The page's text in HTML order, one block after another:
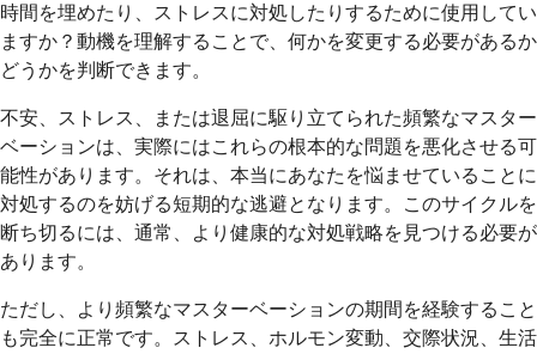
時間を埋めたり、ストレスに対処したりするために使用してい
ますか？動機を理解することで、何かを変更する必要があるか
どうかを判断できます。
不安、ストレス、または退屈に駆り立てられた頻繁なマスター
ベーションは、実際にはこれらの根本的な問題を悪化させる可
能性があります。それは、本当にあなたを悩ませていることに
対処するのを妨げる短期的な逃避となります。このサイクルを
断ち切るには、通常、より健康的な対処戦略を見つける必要が
あります。
ただし、より頻繁なマスターベーションの期間を経験すること
も完全に正常です。ストレス、ホルモン変動、交際状況、生活